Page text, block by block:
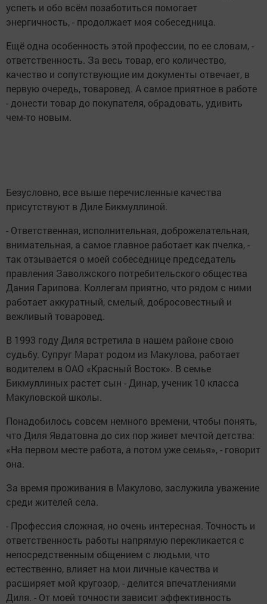
успеть и обо всём позаботиться помогает
энергичность, - продолжает моя собеседница.
Ещё одна особенность этой профессии, по ее словам, -
ответственность. За весь товар, его количество,
качество и сопутствующие им документы отвечает, в
первую очередь, товаровед. А самое приятное в работе
- донести товар до покупателя, обрадовать, удивить
чем-то новым.
Безусловно, все выше перечисленные качества
присутствуют в Диле Бикмуллиной.
- Ответственная, исполнительная, доброжелательная,
внимательная, а самое главное работает как пчелка, -
так отзывается о моей собеседнице председатель
правления Заволжского потребительского общества
Дания Гарипова. Коллегам приятно, что рядом с ними
работает аккуратный, смелый, добросовестный и
вежливый товаровед.
В 1993 году Диля встретила в нашем районе свою
судьбу. Супруг Марат родом из Макулова, работает
водителем в ОАО «Красный Восток». В семье
Бикмуллиных растет сын - Динар, ученик 10 класса
Макуловской школы.
Понадобилось совсем немного времени, чтобы понять,
что Диля Явдатовна до сих пор живет мечтой детства:
«На первом месте работа, а потом уже семья», - говорит
она.
За время проживания в Макулово, заслужила уважение
среди жителей села.
- Профессия сложная, но очень интересная. Точность и
ответственность работы напрямую перекликается с
непосредственным общением с людьми, что
естественно, влияет на мои личные качества и
расширяет мой кругозор, - делится впечатлениями
Диля. - От моей точности зависит эффективность